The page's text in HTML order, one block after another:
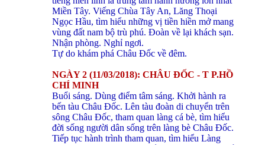
Miền Tây. Viếng Chùa Tây An, Lăng Thoại
Ngọc Hầu, tìm hiểu những vị tiền hiền mở mang
vùng đất nam bộ trù phú. Đoàn về lại khách sạn.
Nhận phòng. Nghỉ ngơi.
Tự do khám phá Châu Đốc về đêm.
NGÀY 2 (11/03/2018): CHÂU ĐỐC - T P.HỒ
CHÍ MINH
Buổi sáng. Dùng điểm tâm sáng. Khởi hành ra
bến tàu Châu Đốc. Lên tàu đoàn di chuyển trên
sông Châu Đốc, tham quan làng cá bè, tìm hiểu
đời sống người dân sống trên làng bè Châu Đốc.
Tiếp tục hành trình tham quan, tìm hiểu Làng